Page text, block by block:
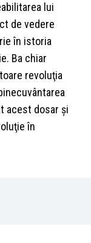
lui
de vedere
în istoria
Ba chiar
revoluţia
acest dosar şi
în